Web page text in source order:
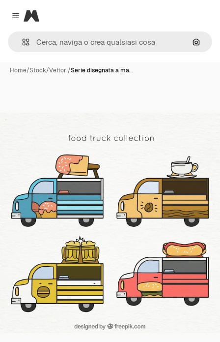
Close menu
Magnific
Cerca
Home/Stock/Vettori/Serie disegnata a ma…